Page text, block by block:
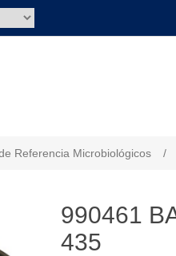
Referencia Microbiológicos /
990461
435